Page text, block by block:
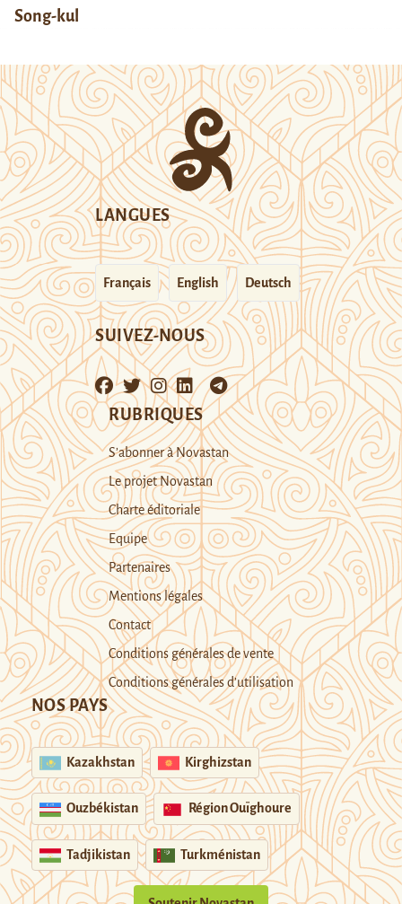
Song-kul
LANGUES
Français English Deutsch
SUIVEZ-NOUS
RUBRIQUES
S’abonner à Novastan
Le projet Novastan
Charte éditoriale
Equipe
Partenaires
Mentions légales
Contact
Conditions générales de vente
Conditions générales d’utilisation
NOS PAYS
Kazakhstan Kirghizstan
Ouzbékistan Région Ouïghoure
Tadjikistan Turkménistan